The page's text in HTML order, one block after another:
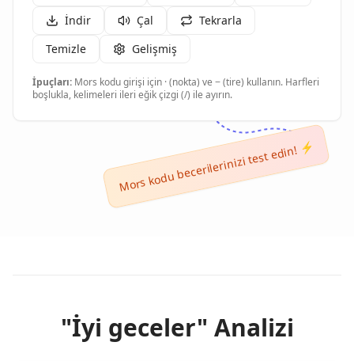
İndir
Çal
Tekrarla
Temizle
Gelişmiş
İpuçları: Mors kodu girişi için · (nokta) ve − (tire) kullanın. Harfleri
boşlukla, kelimeleri ileri eğik çizgi (/) ile ayırın.
Mors kodu becerilerinizi test edin! ⚡
"İyi geceler" Analizi